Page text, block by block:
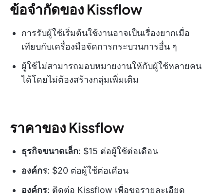
ข้อจำกัดของ Kissflow
การรับผู้ใช้เริ่มต้นใช้งานอาจเป็นเรื่องยากเมื่อ
เทียบกับเครื่องมือจัดการกระบวนการอื่น ๆ
ผู้ใช้ไม่สามารถมอบหมายงานให้กับผู้ใช้หลายคน
ได้โดยไม่ต้องสร้างกลุ่มเพิ่มเติม
ราคาของ Kissflow
ธุรกิจขนาดเล็ก: $15 ต่อผู้ใช้ต่อเดือน
องค์กร: $20 ต่อผู้ใช้ต่อเดือน
องค์กร: ติดต่อ Kissflow เพื่อขอรายละเอียด